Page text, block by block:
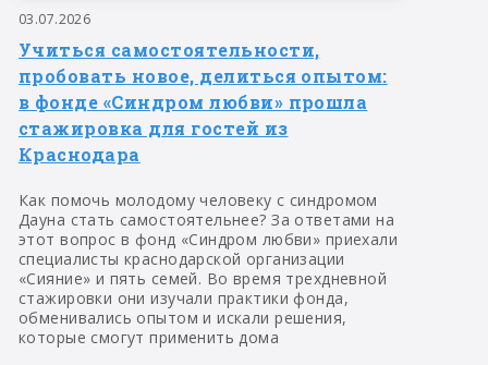
03.07.2026
Учиться самостоятельности,
пробовать новое, делиться опытом:
в фонде «Синдром любви» прошла
стажировка для гостей из
Краснодара
Как помочь молодому человеку с синдромом
Дауна стать самостоятельнее? За ответами на
этот вопрос в фонд «Синдром любви» приехали
специалисты краснодарской организации
«Сияние» и пять семей. Во время трехдневной
стажировки они изучали практики фонда,
обменивались опытом и искали решения,
которые смогут применить дома